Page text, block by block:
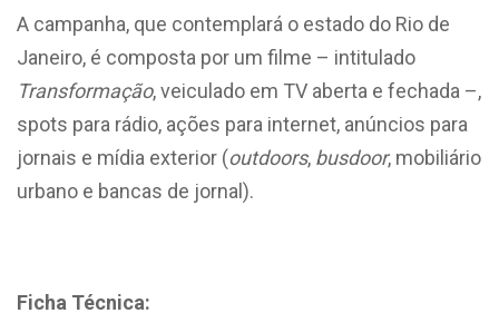
A campanha, que contemplará o estado do Rio de
Janeiro, é composta por um filme – intitulado
Transformação, veiculado em TV aberta e fechada –,
spots para rádio, ações para internet, anúncios para
jornais e mídia exterior (outdoors, busdoor, mobiliário
urbano e bancas de jornal).
Ficha Técnica: